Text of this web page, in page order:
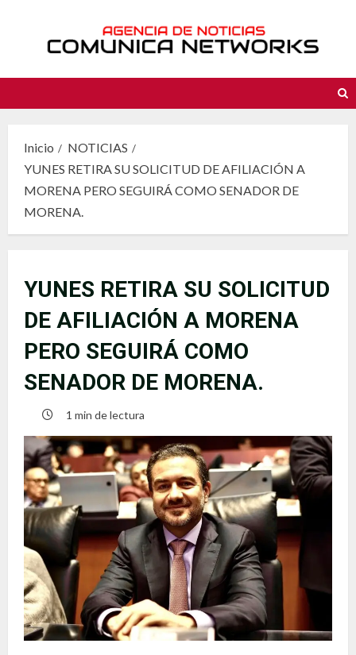
contenido
Inicio
NOTICIAS
YUNES RETIRA SU SOLICITUD DE AFILIACIÓN A
MORENA PERO SEGUIRÁ COMO SENADOR DE
MORENA.
YUNES RETIRA SU SOLICITUD
DE AFILIACIÓN A MORENA
PERO SEGUIRÁ COMO
SENADOR DE MORENA.
1 min de lectura